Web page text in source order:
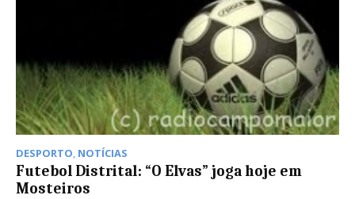
DESPORTO, NOTÍCIAS
Futebol Distrital: “O Elvas” joga hoje em
Mosteiros